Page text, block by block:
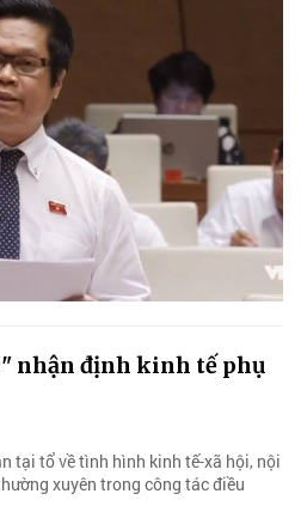
nhận định kinh tế phụ
tại tổ về tình hình kinh tế-xã hội, nội
xuyên trong công tác điều